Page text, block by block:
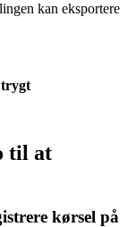
kan eksportere
trygt
til at
kørsel på